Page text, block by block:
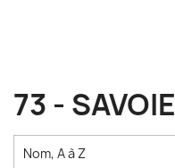
73 - SAVOIE
Nom, A à Z